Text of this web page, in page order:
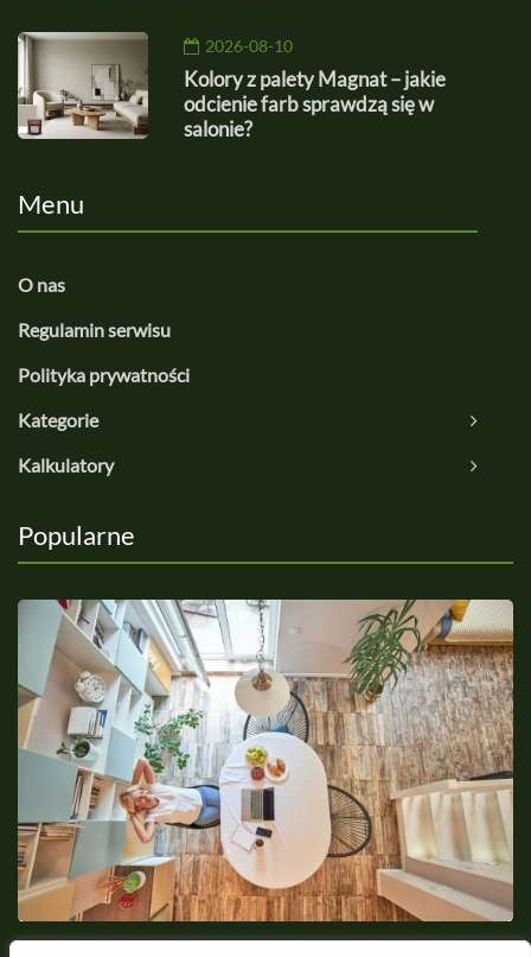
2026-08-10
Kolory z palety Magnat – jakie
odcienie farb sprawdzą się w
salonie?
Menu
O nas
Regulamin serwisu
Polityka prywatności
Kategorie
Kalkulatory
Popularne